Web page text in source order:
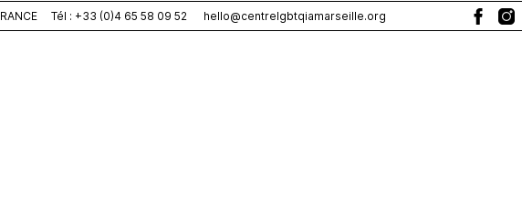
FRANCE Tél : +33 (0)4 65 58 09 52 hello@centrelgbtqiamarseille.org